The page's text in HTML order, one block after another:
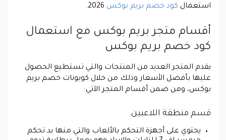
استعمال كود خصم بريم بوكس
أقسام متجر بريم بوكس مع استعمال
كود خصم بريم بوكس
يقدم المتجر العديد من المنتجات والتي تستطيع الحصول
عليها بأفضل الأسعار وذلك من خلال كوبونات خصم بريم
بوكس، ومن ضمن أقسام المتجر الآتي:
قسم منطقة اللاعبين
يحتوي على أجهزة التحكم بالألعاب والتي منها يد تحكم